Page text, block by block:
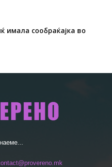
имала сообраќајка во